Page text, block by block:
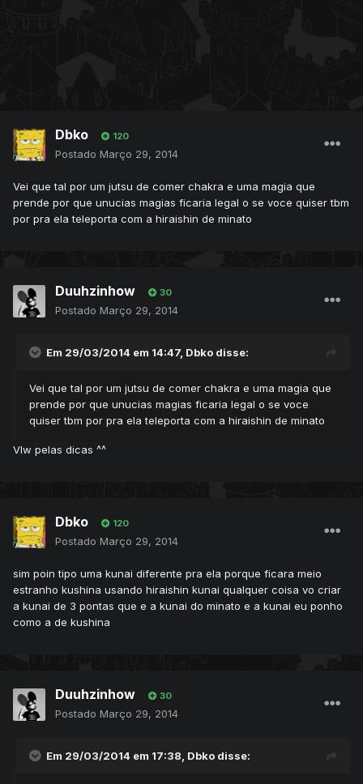
Dbko 120
Postado Março 29, 2014
Vei que tal por um jutsu de comer chakra e uma magia que
prende por que unucias magias ficaria legal o se voce quiser tbm
por pra ela teleporta com a hiraishin de minato
Duuhzinhow 30
Postado Março 29, 2014
Em 29/03/2014 em 14:47, Dbko disse:
Vei que tal por um jutsu de comer chakra e uma magia que
prende por que unucias magias ficaria legal o se voce
quiser tbm por pra ela teleporta com a hiraishin de minato
Vlw pelas dicas ^^
Dbko 120
Postado Março 29, 2014
sim poin tipo uma kunai diferente pra ela porque ficara meio
estranho kushina usando hiraishin kunai qualquer coisa vo criar
a kunai de 3 pontas que e a kunai do minato e a kunai eu ponho
como a de kushina
Duuhzinhow 30
Postado Março 29, 2014
Em 29/03/2014 em 17:38, Dbko disse: